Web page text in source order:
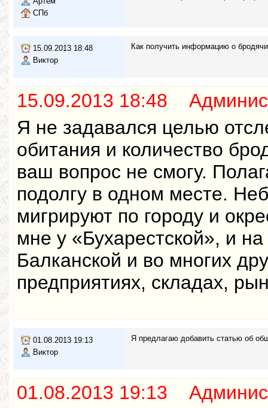
СПб
15.09.2013 18:48
Виктор
Как получить информацию о
15.09.2013 18:48
Я не задавался целью
обитания и количество
ваш вопрос не смогу.
подолгу в одном месте.
мигрируют по городу и
мне у «Бухарестской», и
Балканской и во многих
предприятиях, складах,
01.08.2013 19:13
Виктор
Я предлагаю добавить статью об
01.08.2013 19:13